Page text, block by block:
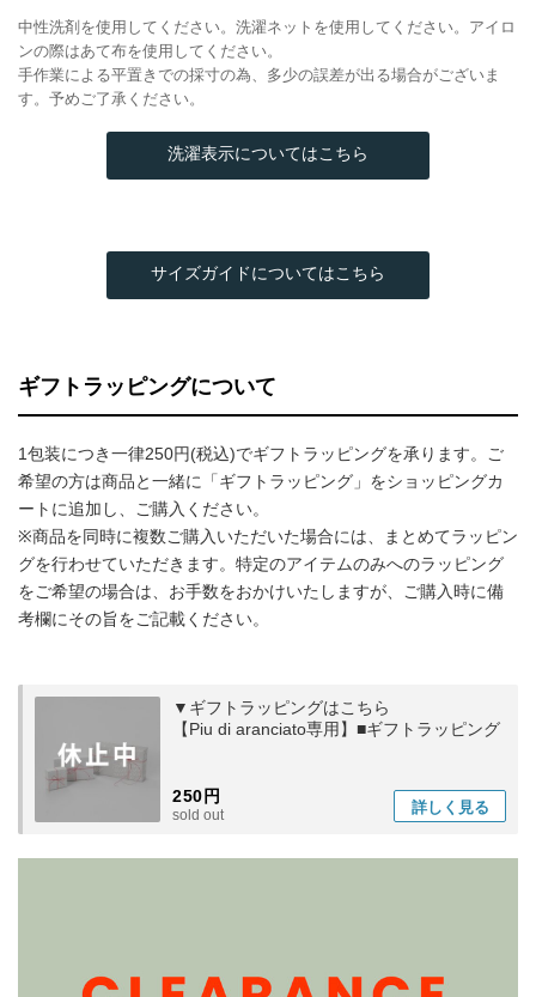
中性洗剤を使用してください。洗濯ネットを使用してください。アイロ
ンの際はあて布を使用してください。
手作業による平置きでの採寸の為、多少の誤差が出る場合がございま
す。予めご了承ください。
洗濯表示についてはこちら
サイズガイドについてはこちら
ギフトラッピングについて
1包装につき一律250円(税込)でギフトラッピングを承ります。ご
希望の方は商品と一緒に「ギフトラッピング」をショッピングカ
ートに追加し、ご購入ください。
※商品を同時に複数ご購入いただいた場合には、まとめてラッピン
グを行わせていただきます。特定のアイテムのみへのラッピング
をご希望の場合は、お手数をおかけいたしますが、ご購入時に備
考欄にその旨をご記載ください。
▼ギフトラッピングはこちら
【Piu di aranciato専用】■ギフトラッピング
250円
sold out 詳しく 見る